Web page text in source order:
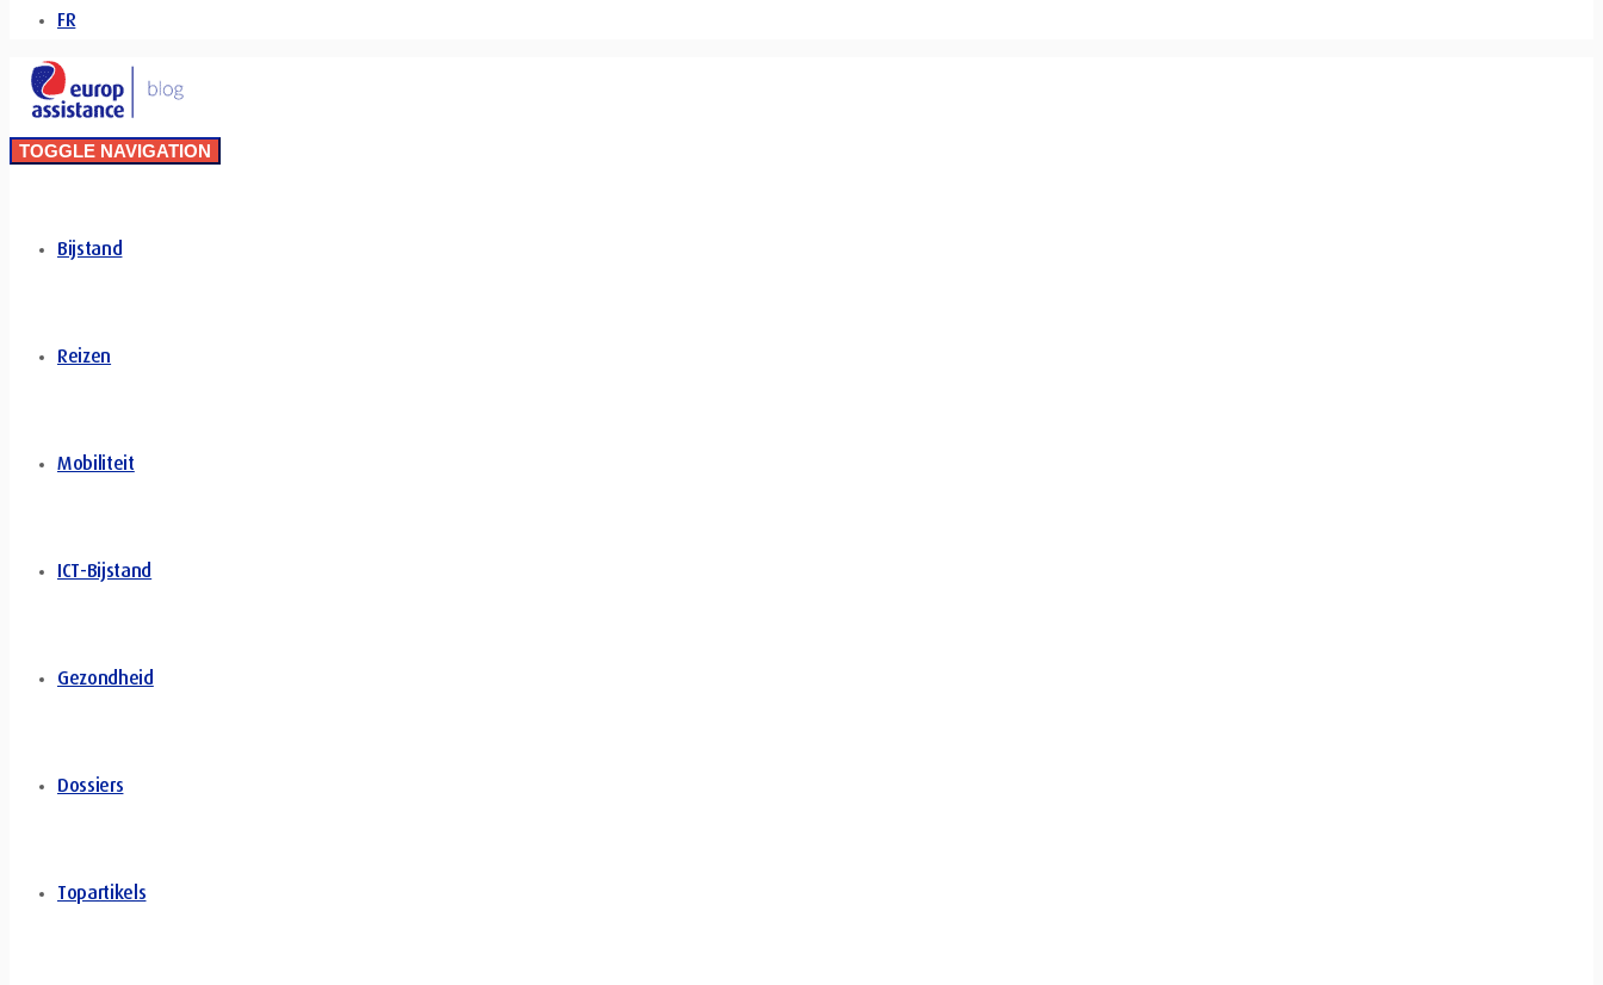
FR
TOGGLE NAVIGATION
Bijstand
Reizen
Mobiliteit
ICT-Bijstand
Gezondheid
Dossiers
Topartikels